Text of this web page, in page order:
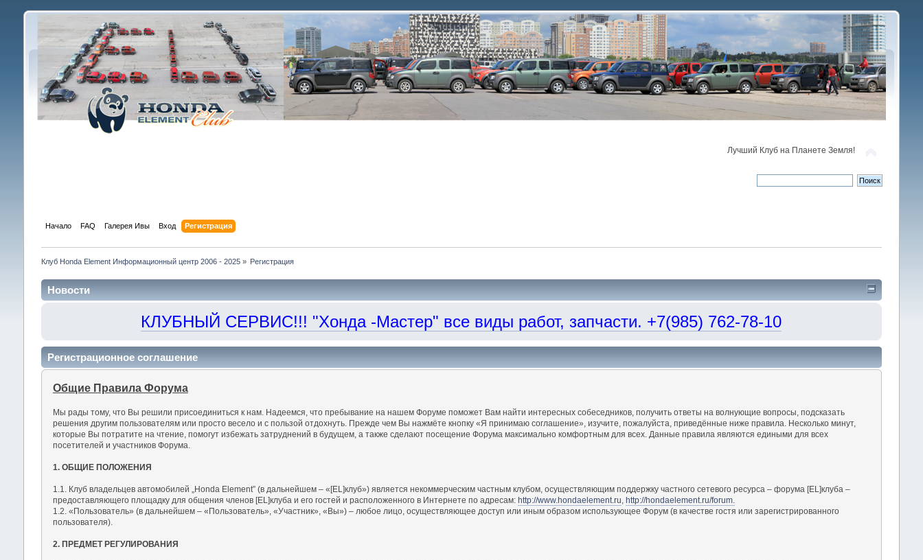
Лучший Клуб на Планете Земля!
Начало FAQ Галерея Ивы Вход Регистрация
Клуб Honda Element Информационный центр 2006 - 2025» Регистрация
Новости
КЛУБНЫЙ СЕРВИС!!! "Хонда -Мастер" все виды работ, запчасти. +7(985) 762-78-10
Регистрационное соглашение
Общие Правила Форума
Мы рады тому, что Вы решили присоединиться к нам. Надеемся, что пребывание на нашем Форуме поможет Вам найти интересных собеседников, получить ответы на волнующие вопросы, подсказать
решения другим пользователям или просто весело и с пользой отдохнуть. Прежде чем Вы нажмёте кнопку «Я принимаю соглашение», изучите, пожалуйста, приведённые ниже правила. Несколько минут,
которые Вы потратите на чтение, помогут избежать затруднений в будущем, а также сделают посещение Форума максимально комфортным для всех. Данные правила являются едиными для всех
посетителей и участников Форума.
1. ОБЩИЕ ПОЛОЖЕНИЯ
1.1. Клуб владельцев автомобилей „Honda Element” (в дальнейшем – «[EL]клуб») является некоммерческим частным клубом, осуществляющим поддержку частного сетевого ресурса – форума [EL]клуба –
предоставляющего площадку для общения членов [EL]клуба и его гостей и расположенного в Интернете по адресам: http://www.hondaelement.ru http://hondaelement.ru/forum.
1.2. «Пользователь» (в дальнейшем – «Пользователь», «Участник», «Вы») – любое лицо, осуществляющее доступ или иным образом использующее Форум (в качестве гостя или зарегистрированного
пользователя).
2. ПРЕДМЕТ РЕГУЛИРОВАНИЯ